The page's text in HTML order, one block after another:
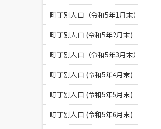
町丁別人口（令和5年1月末）
町丁別人口 (令和5年2月末)
町丁別人口（令和5年3月末）
町丁別人口 (令和5年4月末)
町丁別人口 (令和5年5月末)
町丁別人口 (令和5年6月末)